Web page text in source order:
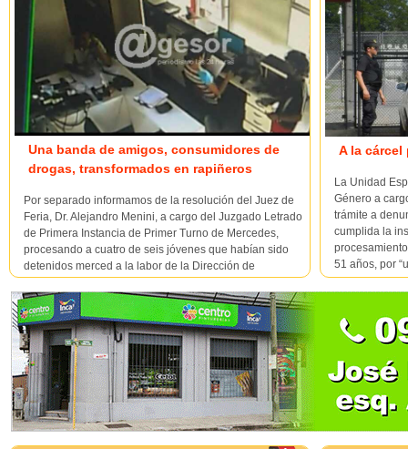
Una banda de amigos, consumidores de
drogas, transformados en rapiñeros
Por separado informamos de la resolución del Juez de
Feria, Dr. Alejandro Menini, a cargo del Juzgado Letrado
de Primera Instancia de Primer Turno de Mercedes,
procesando a cuatro de seis jóvenes que habían sido
detenidos merced a la labor de la Dirección de
relacio...
A la
La Unidad
Género a
trámite a
cumplida la
51 años, por